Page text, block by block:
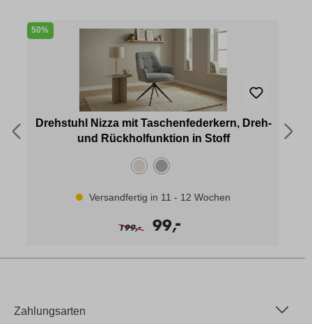
50%
Drehstuhl Nizza mit Taschenfederkern, Dreh-
und Rückholfunktion in Stoff
Versandfertig in 11 - 12 Wochen
199,
- 99,
-
Zahlungsarten